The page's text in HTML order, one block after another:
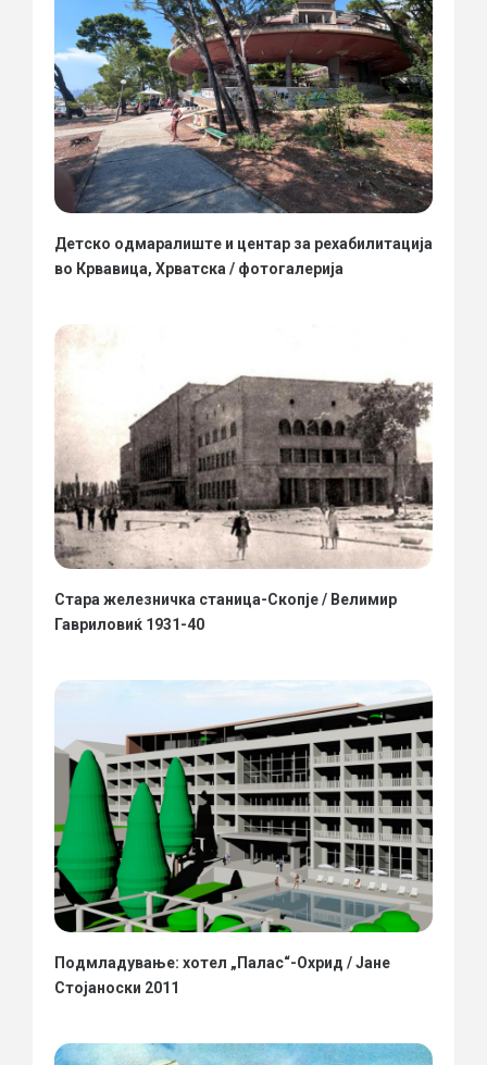
Детско одмаралиште и центар за рехабилитација
во Крвавица, Хрватска / фотогалерија
Стара железничка станица-Скопје / Велимир
Гавриловиќ 1931-40
Подмладување: хотел „Палас“-Охрид / Јане
Стојаноски 2011